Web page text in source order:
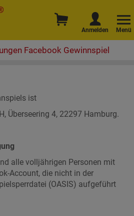
Anmelden Menü
Facebook Gewinnspiel
ist
Überseering 4, 22297 Hamburg.
alle volljährigen Personen mit
Account, die nicht in der
(OASIS) aufgeführt